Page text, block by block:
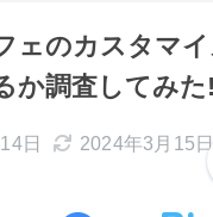
ェのカスタマ
か調査してみた!
日 2024年3月15日